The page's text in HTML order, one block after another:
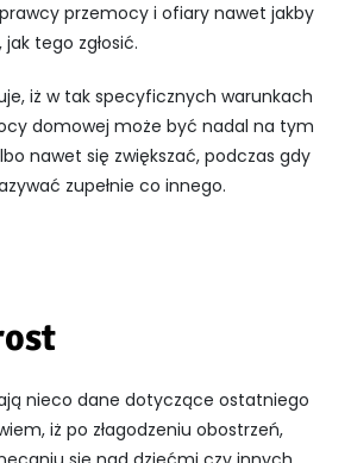
przemocy i ofiary nawet jakby
tego zgłosić.
iż w tak specyficznych warunkach
domowej może być nadal na tym
nawet się zwiększać, podczas gdy
zupełnie co innego.
nieco dane dotyczące ostatniego
iż po złagodzeniu obostrzeń,